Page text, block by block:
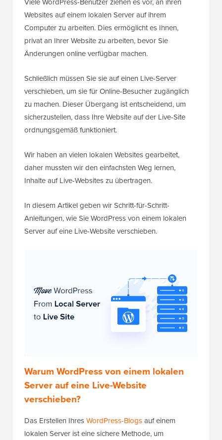
Websites auf einem lokalen Server auf ihrem
Computer zu arbeiten. Dies ermöglicht es Ihnen,
privat an Ihrer Website zu arbeiten, bevor Sie
Änderungen online verfügbar machen.
Schließlich müssen Sie sie auf einen Live-Server
verschieben, um sie für Online-Besucher zugänglich
zu machen. Dieser Übergang ist entscheidend, um
sicherzustellen, dass Ihre Website auf der Live-Site
ordnungsgemäß funktioniert.
Wir haben an vielen lokalen Websites gearbeitet,
daher mussten wir den einfachsten Weg lernen,
Inhalte auf Live-Websites zu übertragen.
In diesem Artikel geben wir Schritt-für-Schritt-
Anleitungen, wie Sie WordPress von einem lokalen
Server auf eine Live-Website verschieben.
Warum WordPress von einem lokalen
Server auf eine Live-Website
verschieben?
Das Erstellen IhresWordPress-Blogsauf einem
lokalen Server ist eine sichere Methode, um